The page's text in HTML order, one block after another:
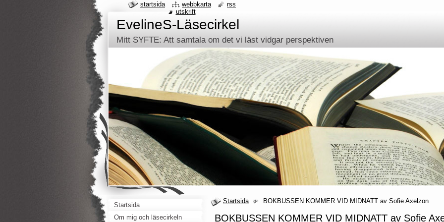
EvelineS-Läsecirkel
Mitt SYFTE: Att samtala om det vi läst vidgar perspektiven
Startsida BOKBUSSEN KOMMER VID MIDNATT av Sofie Axelzon
BOKBUSSEN KOMMER VID MIDNATT av Sofie
Startsida
Om mig och läsecirkeln
startsida webbkarta
rss
utskrift